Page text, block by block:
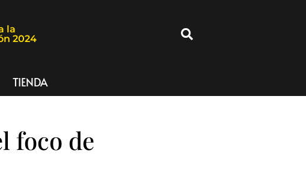
la
2024
TIENDA
foco de